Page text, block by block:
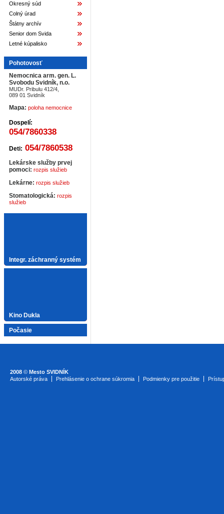
Okresný súd
Colný úrad
Štátny archív
Senior dom Svida
Letné kúpalisko
Pohotovosť
Nemocnica arm. gen. L.
Svobodu Svidník, n.o.
MUDr. Pribulu 412/4,
089 01 Svidník
Mapa: poloha nemocnice
Dospelí:
054/7860338
Deti: 054/7860538
Lekárske služby prvej
pomoci: rozpis služieb
Lekárne: rozpis služieb
Stomatologická: rozpis
služieb
Integr. záchranný systém
Kino Dukla
Počasie
2008 © Mesto SVIDNÍK
Autorské práva
Prehlásenie o ochrane súkromia Podmienky pre použitie